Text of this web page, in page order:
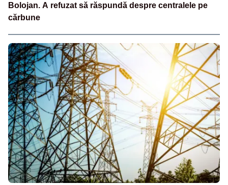
Bolojan. A refuzat să răspundă despre centralele pe
cărbune